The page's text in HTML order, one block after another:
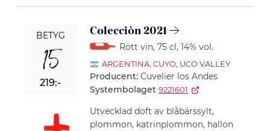
BETYG
15
219:-
Colecciòn 2021
Rött vin, 75 cl, 14% vol.
ARGENTINA, CUYO, UCO VALLEY
Producent:Cuvelier los Andes
Systembolaget 9221601
Utvecklad doft av blåbärssylt,
plommon, katrinplommon, hallon